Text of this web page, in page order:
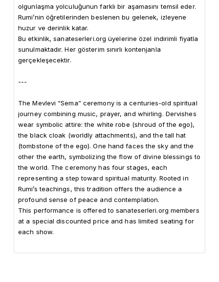
olgunlaşma yolculuğunun farklı bir aşamasını temsil eder.
Rumi’nin öğretilerinden beslenen bu gelenek, izleyene
huzur ve derinlik katar.
Bu etkinlik, sanateserleri.org üyelerine özel indirimli fiyatla
sunulmaktadır. Her gösterim sınırlı kontenjanla
gerçekleşecektir.
---
The Mevlevi “Sema” ceremony is a centuries-old spiritual
journey combining music, prayer, and whirling. Dervishes
wear symbolic attire: the white robe (shroud of the ego),
the black cloak (worldly attachments), and the tall hat
(tombstone of the ego). One hand faces the sky and the
other the earth, symbolizing the flow of divine blessings to
the world. The ceremony has four stages, each
representing a step toward spiritual maturity. Rooted in
Rumi’s teachings, this tradition offers the audience a
profound sense of peace and contemplation.
This performance is offered to sanateserleri.org members
at a special discounted price and has limited seating for
each show.